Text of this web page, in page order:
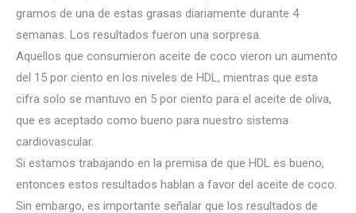
gramos de una de estas grasas diariamente durante 4
semanas. Los resultados fueron una sorpresa.
Aquellos que consumieron aceite de coco vieron un aumento
del 15 por ciento en los niveles de HDL, mientras que esta
cifra solo se mantuvo en 5 por ciento para el aceite de oliva,
que es aceptado como bueno para nuestro sistema
cardiovascular.
Si estamos trabajando en la premisa de que HDL es bueno,
entonces estos resultados hablan a favor del aceite de coco.
Sin embargo, es importante señalar que los resultados de